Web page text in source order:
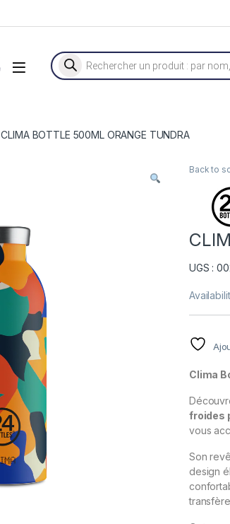
Recherche de produits
CLIMA BOTTLE 500ML ORANGE TUNDRA
Back to
UGS :
Clima
froides
vous
Son
design